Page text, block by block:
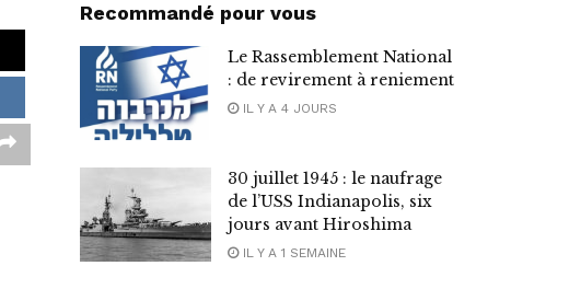
Recommandé pour vous
Le Rassemblement National
: de revirement à reniement
IL Y A 4 JOURS
30 juillet 1945 : le naufrage
de l’USS Indianapolis, six
jours avant Hiroshima
IL Y A 1 SEMAINE